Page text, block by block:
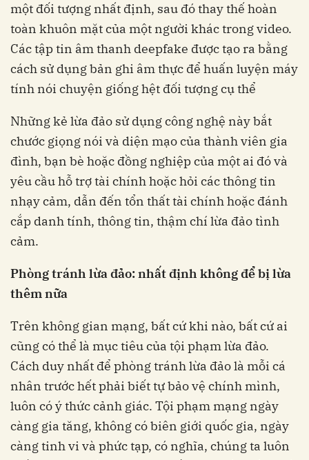
một đối tượng nhất định, sau đó thay thế hoàn
toàn khuôn mặt của một người khác trong video.
Các tập tin âm thanh deepfake được tạo ra bằng
cách sử dụng bản ghi âm thực để huấn luyện máy
tính nói chuyện giống hệt đối tượng cụ thể
Những kẻ lừa đảo sử dụng công nghệ này bắt
chước giọng nói và diện mạo của thành viên gia
đình, bạn bè hoặc đồng nghiệp của một ai đó và
yêu cầu hỗ trợ tài chính hoặc hỏi các thông tin
nhạy cảm, dẫn đến tổn thất tài chính hoặc đánh
cắp danh tính, thông tin, thậm chí lừa đảo tình
cảm.
Phòng tránh lừa đảo: nhất định không để bị lừa
thêm nữa
Trên không gian mạng, bất cứ khi nào, bất cứ ai
cũng có thể là mục tiêu của tội phạm lừa đảo.
Cách duy nhất để phòng tránh lừa đảo là mỗi cá
nhân trước hết phải biết tự bảo vệ chính mình,
luôn có ý thức cảnh giác. Tội phạm mạng ngày
càng gia tăng, không có biên giới quốc gia, ngày
càng tinh vi và phức tạp, có nghĩa, chúng ta luôn